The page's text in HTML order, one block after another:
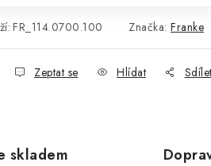
FR_114.0700.100 Značka: Franke
Zeptat se Hlídat Sdílet
skladem